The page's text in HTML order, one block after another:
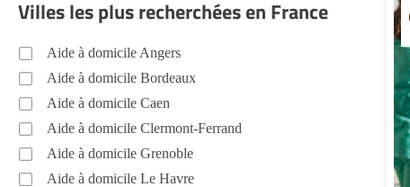
Jardinage Orléans (45100)
Entretien du cadre de vie, ménage, repassage, gestion
du linge Orléans (45100)
Sorties (promenades, rendez-vous médicaux...)
Orléans (45100)
Promenade animaux de compagnie Orléans (45100)
Villes les plus recherchées en France
Aide à domicile Angers
Aide à domicile Bordeaux
Aide à domicile Caen
Aide à domicile Clermont-Ferrand
Aide à domicile Grenoble
Aide à domicile Le Havre